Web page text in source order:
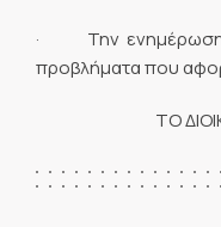
· Την ενημέρωση
προβλήματα που
ΤΟ